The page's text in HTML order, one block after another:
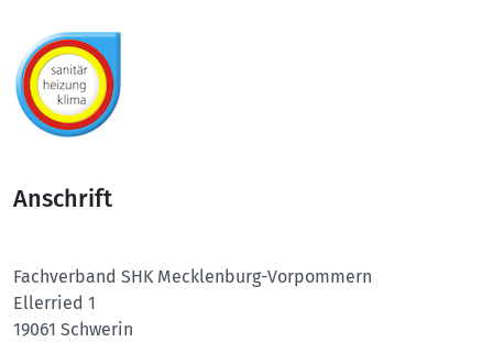
Anschrift
Fachverband SHK Mecklenburg-Vorpommern
Ellerried 1
19061 Schwerin